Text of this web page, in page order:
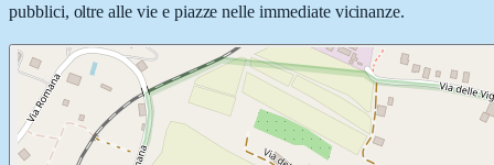
pubblici, oltre alle vie e piazze nelle immediate vicinanze.